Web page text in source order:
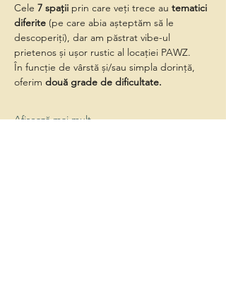
Cele 7 spații prin care veți trece au tematici
diferite (pe care abia așteptăm să le
descoperiți), dar am păstrat vibe-ul
prietenos și ușor rustic al locației PAWZ.
În funcție de vârstă și/sau simpla dorință,
oferim două grade de dificultate.
Afișează mai mult